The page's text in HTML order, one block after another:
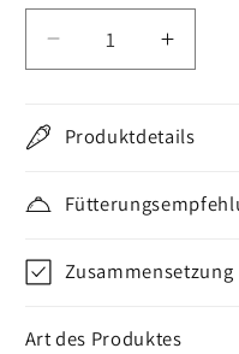
Verringere
die
für
Horse
Erhöhe
die
für
Horse
Produktdetails
Zusammensetzung
Art des Produktes